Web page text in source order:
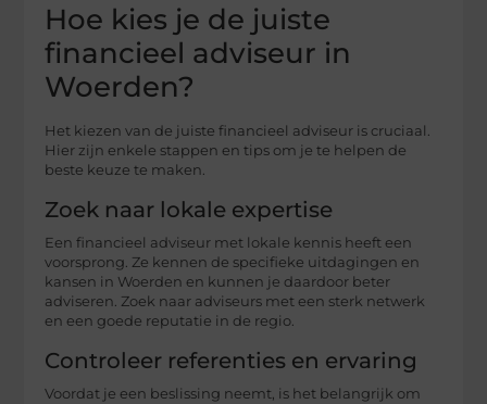
Hoe kies je de juiste
financieel adviseur in
Woerden?
Het kiezen van de juiste financieel adviseur is cruciaal.
Hier zijn enkele stappen en tips om je te helpen de
beste keuze te maken.
Zoek naar lokale expertise
Een financieel adviseur met lokale kennis heeft een
voorsprong. Ze kennen de specifieke uitdagingen en
kansen in Woerden en kunnen je daardoor beter
adviseren. Zoek naar adviseurs met een sterk netwerk
en een goede reputatie in de regio.
Controleer referenties en ervaring
Voordat je een beslissing neemt, is het belangrijk om